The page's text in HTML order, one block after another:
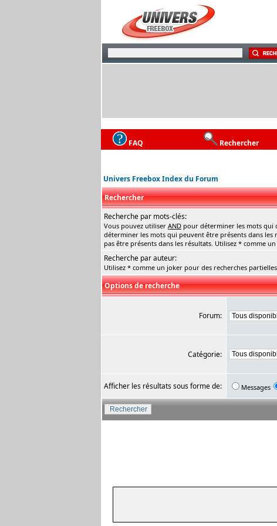
FAQ Rechercher
Univers Freebox Index du Forum
Rechercher
Recherche par mots-clés:
Vous pouvez utiliser AND pour déterminer les mots qui
déterminer les mots qui peuvent être présents dans les
pas être présents dans les résultats. Utilisez * comme
Recherche par auteur:
Utilisez * comme un joker pour des recherches partielles
Options de recherche
Forum:
Catégorie:
Afficher les résultats sous forme de: Messages